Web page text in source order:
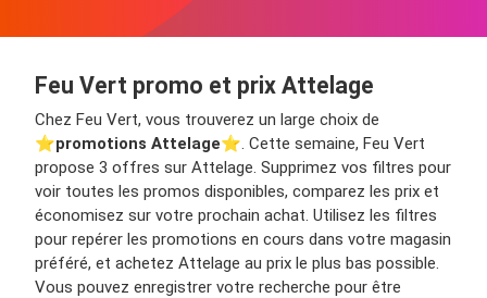
Feu Vert promo et prix Attelage
Chez Feu Vert, vous trouverez un large choix de
⭐️promotions Attelage⭐️. Cette semaine, Feu Vert
propose 3 offres sur Attelage. Supprimez vos filtres pour
voir toutes les promos disponibles, comparez les prix et
économisez sur votre prochain achat. Utilisez les filtres
pour repérer les promotions en cours dans votre magasin
préféré, et achetez Attelage au prix le plus bas possible.
Vous pouvez enregistrer votre recherche pour être